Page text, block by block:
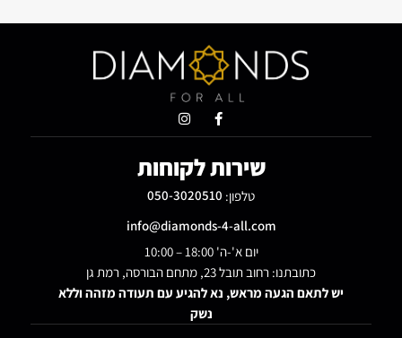
שירות לקוחות
טלפון: 050-3020510
info@diamonds-4-all.com
יום א'-ה' 18:00 – 10:00
כתובתנו: רחוב תובל 23, מתחם הבורסה, רמת גן
יש לתאם הגעה מראש, נא להגיע עם תעודה מזהה וללא
נשק